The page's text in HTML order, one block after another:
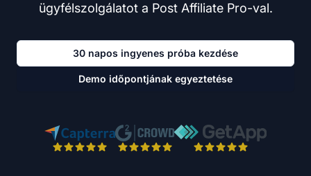
ügyfélszolgálatot a Post Affiliate Pro-val.
30 napos ingyenes próba kezdése
Demo időpontjának egyeztetése